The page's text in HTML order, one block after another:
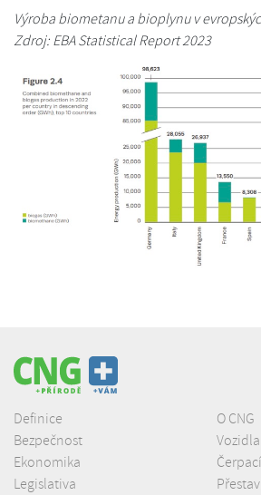
Výroba biometanu a bioplynu v
Zdroj: EBA Statistical Report 2023
Definice
Bezpečnost
Ekonomika
Legislativa
O CNG
Vozidla